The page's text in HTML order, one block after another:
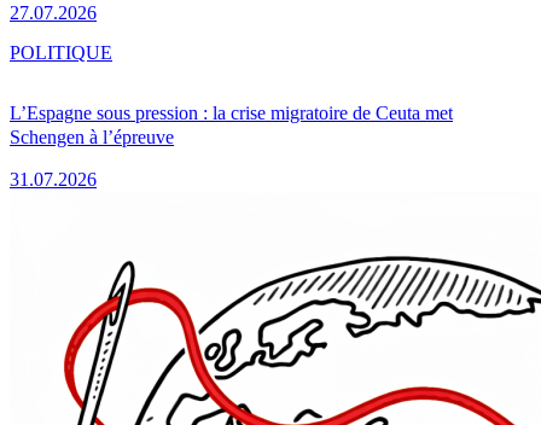
27.07.2026
L’Espagne sous pression : la crise migratoire de Ceuta met
Schengen à l’épreuve
31.07.2026
POLITIQUE